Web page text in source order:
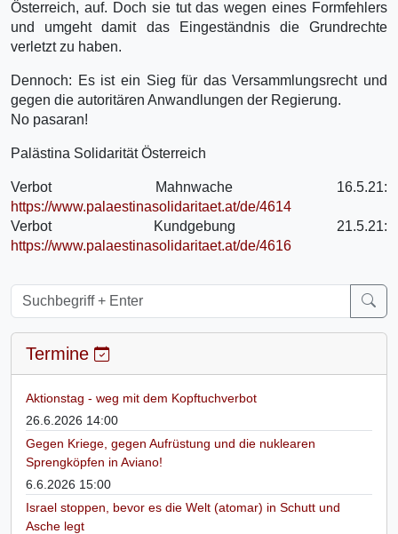
Österreich, auf. Doch sie tut das wegen eines Formfehlers
und umgeht damit das Eingeständnis die Grundrechte
verletzt zu haben.
Dennoch: Es ist ein Sieg für das Versammlungsrecht und
gegen die autoritären Anwandlungen der Regierung.
No pasaran!
Palästina Solidarität Österreich
Verbot Mahnwache 16.5.21:
https://www.palaestinasolidaritaet.at/de/4614
Verbot Kundgebung 21.5.21:
https://www.palaestinasolidaritaet.at/de/4616
Termine
Aktionstag - weg mit dem Kopftuchverbot
26.6.2026 14:00
Gegen Kriege, gegen Aufrüstung und die nuklearen
Sprengköpfen in Aviano!
6.6.2026 15:00
Israel stoppen, bevor es die Welt (atomar) in Schutt und
Asche legt